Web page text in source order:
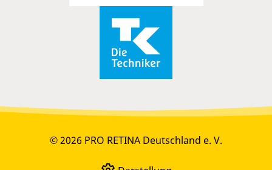
© 2026 PRO RETINA Deutschland e. V.